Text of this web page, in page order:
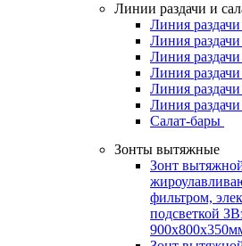
Линии раздачи и
Линия
Линия
Линия
Линия
Линия
Линия
Салат-бары
Зонты вытяжные
Зонт
фильтром,
подсветкой